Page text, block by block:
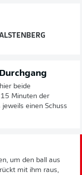
beide
Minuten der
einen Schuss
um den ball aus
mit ihm raus,